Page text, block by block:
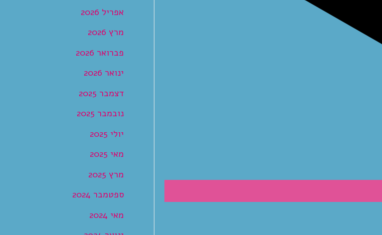
אפריל 2026
מרץ 2026
פברואר 2026
ינואר 2026
דצמבר 2025
נובמבר 2025
יולי 2025
מאי 2025
מרץ 2025
ספטמבר 2024
מאי 2024